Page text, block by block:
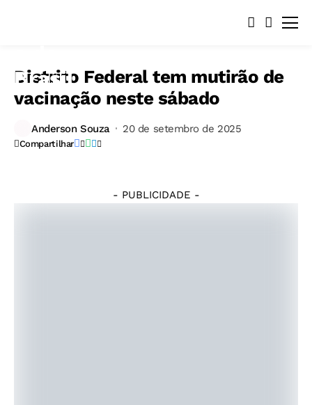
Distrito Federal tem mutirão de
vacinação neste sábado
Anderson Souza 20 de setembro de 2025
Compartilhar
Rodrigues-
Agência
- PUBLICIDADE -